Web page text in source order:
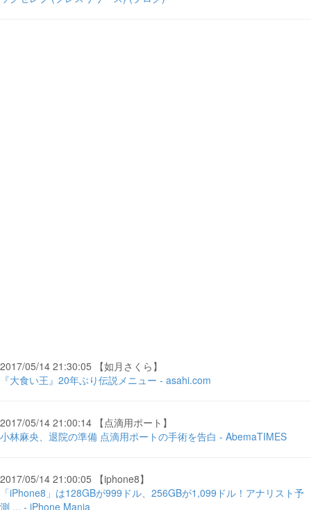
2017/05/14 21:30:05 【如月さくら】
『大食い王』20年ぶり伝説メニュー - asahi.com
2017/05/14 21:00:14 【点滴用ポート】
小林麻央、退院の準備 点滴用ポートの手術を告白 - AbemaTIMES
2017/05/14 21:00:05 【iphone8】
「iPhone8」は128GBが999ドル、256GBが1,099ドル！アナリスト予
測 ... - iPhone Mania